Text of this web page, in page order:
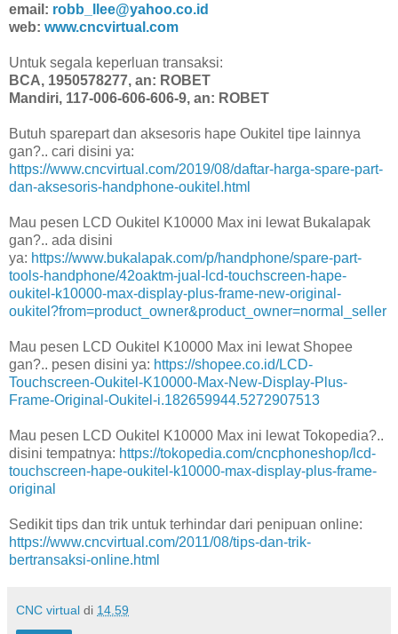
email: robb_llee@yahoo.co.id
web: www.cncvirtual.com
Untuk segala keperluan transaksi:
BCA, 1950578277, an: ROBET
Mandiri, 117-006-606-606-9, an: ROBET
Butuh sparepart dan aksesoris hape Oukitel tipe lainnya
gan?.. cari disini ya:
https://www.cncvirtual.com/2019/08/daftar-harga-spare-part-
dan-aksesoris-handphone-oukitel.html
Mau pesen LCD Oukitel K10000 Max ini lewat Bukalapak
gan?.. ada disini
ya: https://www.bukalapak.com/p/handphone/spare-part-
tools-handphone/42oaktm-jual-lcd-touchscreen-hape-
oukitel-k10000-max-display-plus-frame-new-original-
oukitel?from=product_owner&product_owner=normal_seller
Mau pesen LCD Oukitel K10000 Max ini lewat Shopee
gan?.. pesen disini ya: https://shopee.co.id/LCD-
Touchscreen-Oukitel-K10000-Max-New-Display-Plus-
Frame-Original-Oukitel-i.182659944.5272907513
Mau pesen LCD Oukitel K10000 Max ini lewat Tokopedia?..
disini tempatnya: https://tokopedia.com/cncphoneshop/lcd-
touchscreen-hape-oukitel-k10000-max-display-plus-frame-
original
Sedikit tips dan trik untuk terhindar dari penipuan online:
https://www.cncvirtual.com/2011/08/tips-dan-trik-
bertransaksi-online.html
CNC virtual di 14.59